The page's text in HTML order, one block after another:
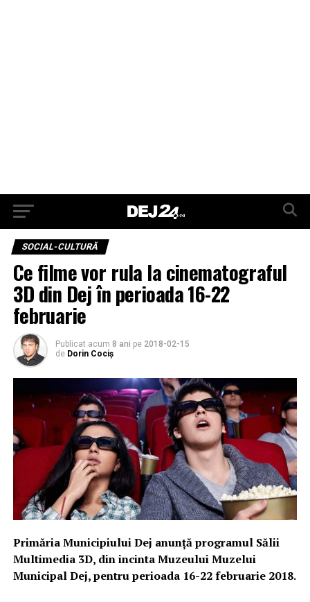
SOCIAL-CULTURĂ
Ce filme vor rula la cinematograful
3D din Dej în perioada 16-22
februarie
Publicat acum 8 ani pe 2018-02-15
de Dorin Cociș
Primăria Municipiului Dej anunță programul Sălii
Multimedia 3D, din incinta Muzeului Muzelui
Municipal Dej, pentru perioada 16-22 februarie 2018.